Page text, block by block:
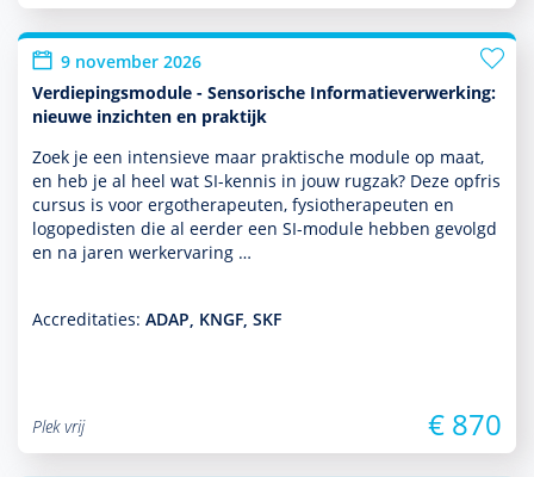
9 november 2026
Verdiepingsmodule - Sensorische Informatieverwerking:
nieuwe inzichten en praktijk
Zoek je een intensieve maar prak­tische module op maat,
en heb je al heel wat SI-kennis in jouw rugzak? Deze opfris
cursus is voor ergo­thera­peuten, fysiothera­peuten en
logopedisten die al eerder een SI-module hebben gevolgd
en na jaren werkervaring …
Accreditaties: ADAP, KNGF, SKF
Plek vrij € 870